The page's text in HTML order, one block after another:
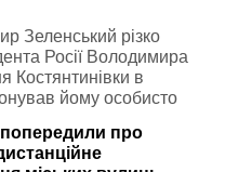
Зеленський різко
Росії Володимира
Костянтинівки в
йому особисто
про